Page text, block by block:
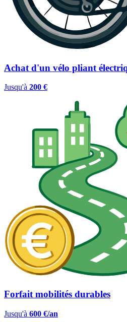
Achat d'un vélo pliant
Jusqu'à 200 €
Forfait mobilités durables
Jusqu'à 600 €/an